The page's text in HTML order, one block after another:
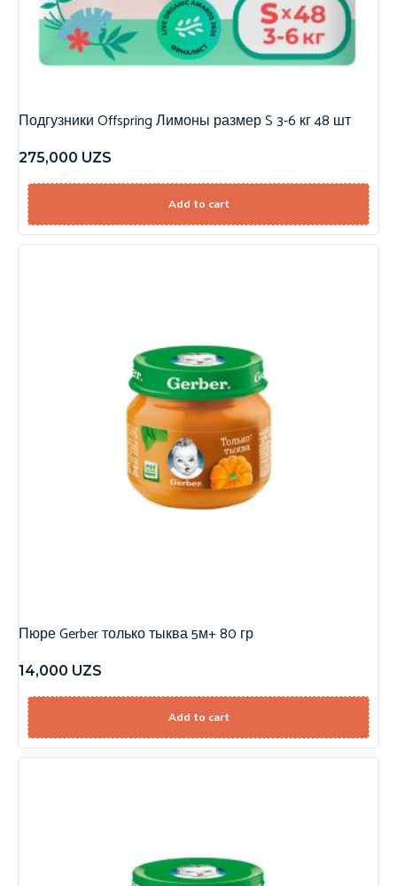
Подгузники Offspring Лимоны размер S 3-6 кг 48 шт
275,000 UZS
Add to cart
Пюре Gerber только тыква 5м+ 80 гр
14,000 UZS
Add to cart